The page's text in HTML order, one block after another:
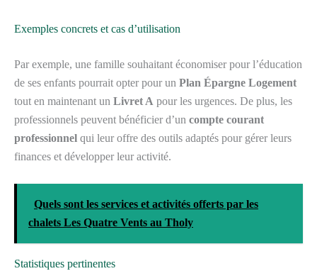
Exemples concrets et cas d’utilisation
Par exemple, une famille souhaitant économiser pour l’éducation
de ses enfants pourrait opter pour un Plan Épargne Logement
tout en maintenant un Livret A pour les urgences. De plus, les
professionnels peuvent bénéficier d’un compte courant
professionnel qui leur offre des outils adaptés pour gérer leurs
finances et développer leur activité.
Quels sont les services et activités offerts par les
chalets Les Quatre Vents au Tholy
Statistiques pertinentes